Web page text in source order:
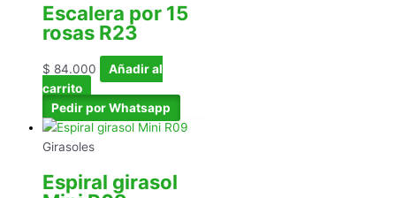
Escalera por 15
rosas R23
$ 84.000
Añadir al
carrito
Pedir por Whatsapp
Girasoles
Espiral girasol